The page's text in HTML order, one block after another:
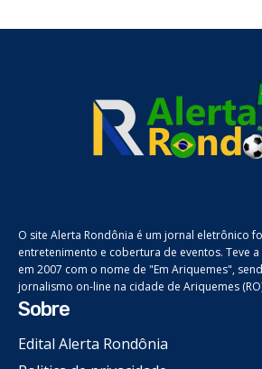
O site Alerta Rondônia é um jornal eletrônico
entretenimento e cobertura de eventos. Teve
em 2007 com o nome de "Em Ariquemes",
jornalismo on-line na cidade de Ariquemes
Sobre
Edital Alerta Rondônia